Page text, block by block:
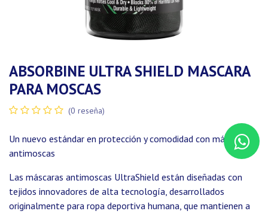
ABSORBINE ULTRA SHIELD MASCARA
PARA MOSCAS
(0 reseña)
Un nuevo estándar en protección y comodidad con máscaras
antimoscas
Las máscaras antimoscas UltraShield están diseñadas con
tejidos innovadores de alta tecnología, desarrollados
originalmente para ropa deportiva humana, que mantienen a